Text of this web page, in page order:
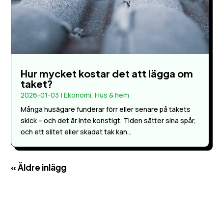
Hur mycket kostar det att lägga om
taket?
2026-01-03 |Ekonomi,Hus & hem
Många husägare funderar förr eller senare på takets
skick – och det är inte konstigt. Tiden sätter sina spår,
och ett slitet eller skadat tak kan...
« Äldre inlägg